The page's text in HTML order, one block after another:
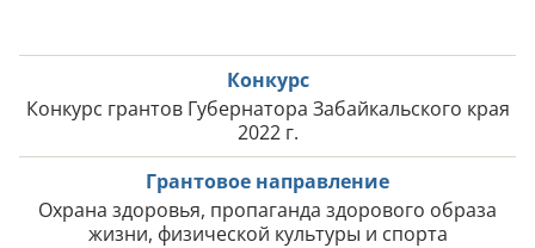
Конкурс
Конкурс грантов Губернатора Забайкальского края
2022 г.
Грантовое направление
Охрана здоровья, пропаганда здорового образа
жизни, физической культуры и спорта